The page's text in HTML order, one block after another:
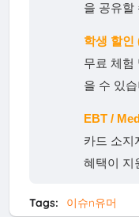
을 공유할
학생 할
무료 체험
을 수 있
EBT /
카드 소지
혜택이 지
Tags: 이슈n유머